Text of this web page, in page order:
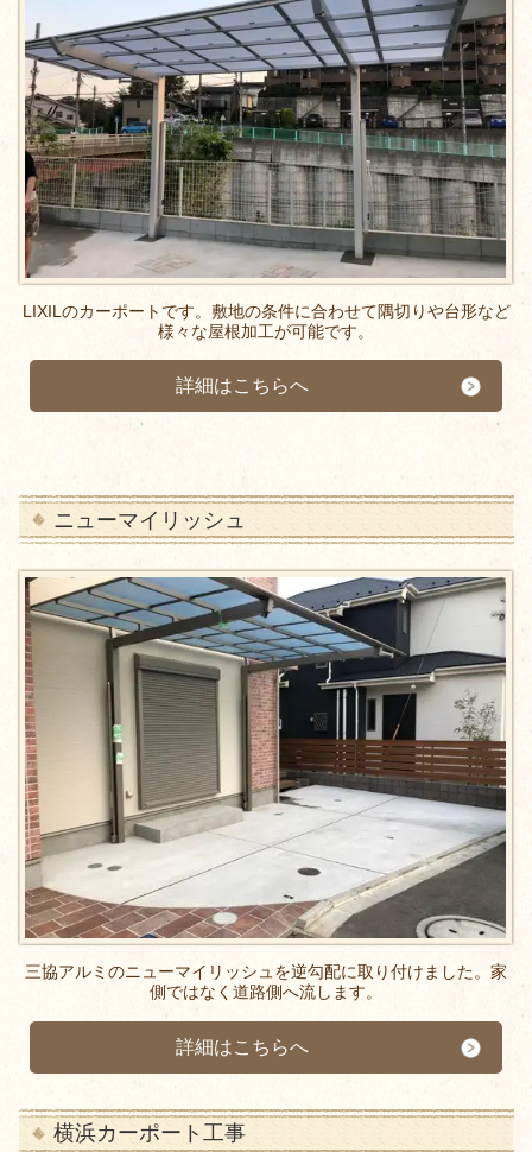
LIXILのカーポートです。敷地の条件に合わせて隅切りや台形など
様々な屋根加工が可能です。
詳細はこちらへ
ニューマイリッシュ
三協アルミのニューマイリッシュを逆勾配に取り付けました。家
側ではなく道路側へ流します。
詳細はこちらへ
横浜カーポート工事